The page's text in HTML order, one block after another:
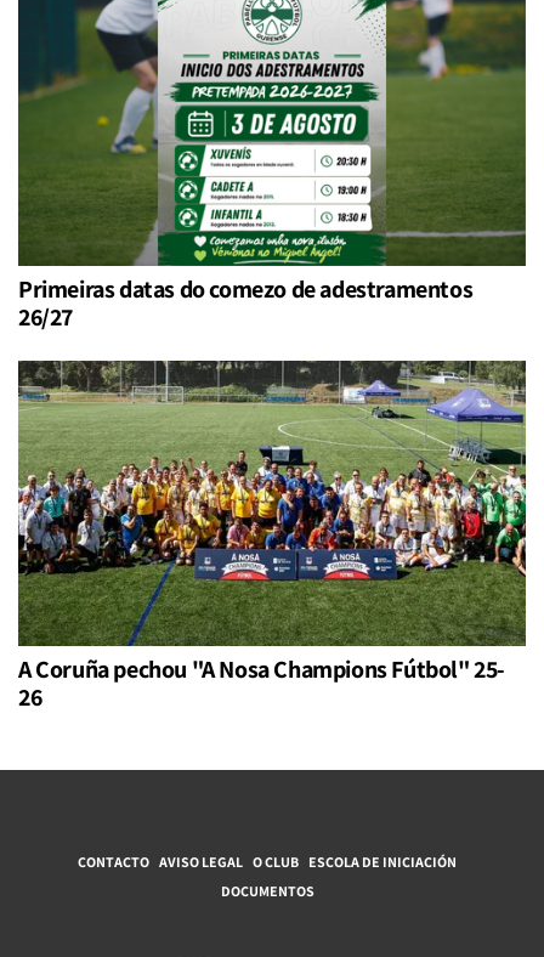
Primeiras datas do comezo de adestramentos
26/27
A Coruña pechou "A Nosa Champions Fútbol" 25-
26
CONTACTO AVISO LEGAL O CLUB ESCOLA DE INICIACIÓN
DOCUMENTOS